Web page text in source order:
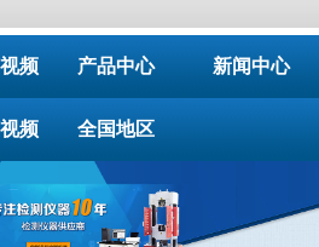
频
装
产品中心 新闻中心
频
装
全国地区